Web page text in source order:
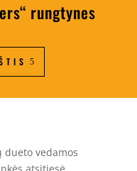
rungtynes
dueto vedamos